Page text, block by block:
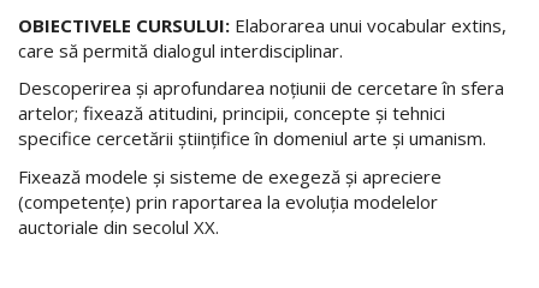
OBIECTIVELE CURSULUI: Elaborarea unui vocabular extins,
care să permită dialogul interdisciplinar.
Descoperirea şi aprofundarea noţiunii de cercetare în sfera
artelor; fixează atitudini, principii, concepte şi tehnici
specifice cercetării științifice în domeniul arte și umanism.
Fixează modele şi sisteme de exegeză şi apreciere
(competenţe) prin raportarea la evoluţia modelelor
auctoriale din secolul XX.